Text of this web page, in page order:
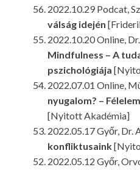
2022.10.29 Podcat,
válság idején
2022.10.20 Online,
Mindfulness – A
pszichológiája
2022.07.01 Online,
nyugalom? –
[Nyitott Akadémia]
2022.05.17 Győr, Dr.
konfliktusaink
2022.05.12 Győr,